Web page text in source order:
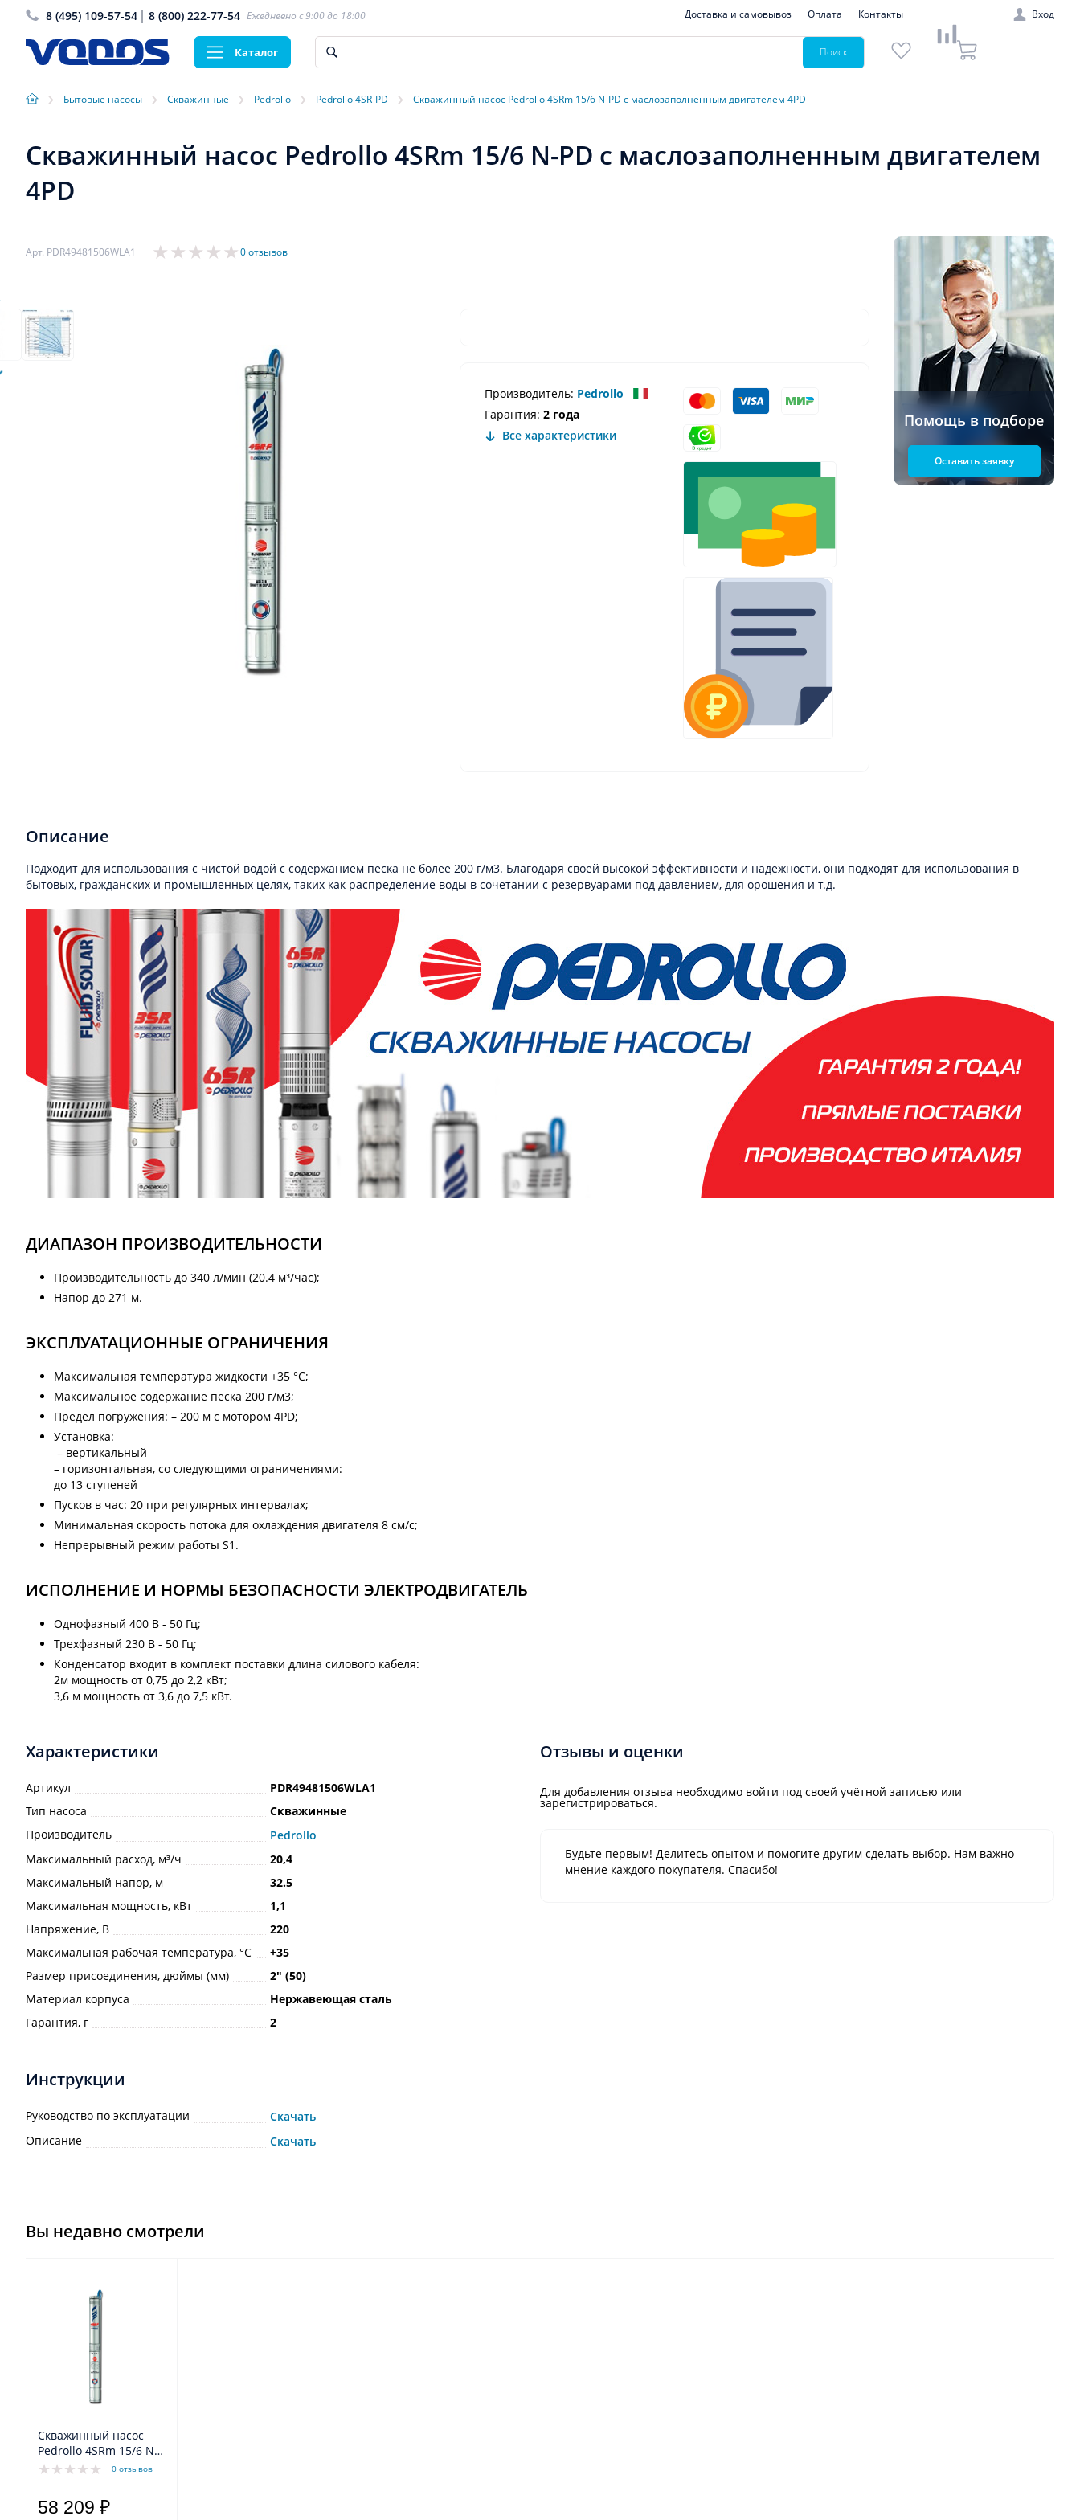
8 (495) 109-57-54 8 (800) 222-77-54 Ежедневно с 9:00 до 18:00 Доставка и самовывоз Оплата Контакты Вход
Каталог Поиск
› Бытовые насосы › Скважинные › Pedrollo › Pedrollo 4SR-PD › Скважинный насос Pedrollo 4SRm 15/6 N-PD с маслозаполненным двигателем 4PD
Скважинный насос Pedrollo 4SRm 15/6 N-PD с маслозаполненным двигателем
4PD
Арт. PDR49481506WLA1 0 отзывов
Производитель: Pedrollo
Гарантия: 2 года
Все характеристики
Помощь в подборе
Оставить заявку
Описание
Подходит для использования с чистой водой с содержанием песка не более 200 г/м3. Благодаря своей высокой эффективности и надежности, они подходят для использования в
бытовых, гражданских и промышленных целях, таких как распределение воды в сочетании с резервуарами под давлением, для орошения и т.д.
ДИАПАЗОН ПРОИЗВОДИТЕЛЬНОСТИ
Производительность до 340 л/мин (20.4 м³/час);
Напор до 271 м.
ЭКСПЛУАТАЦИОННЫЕ ОГРАНИЧЕНИЯ
Максимальная температура жидкости +35 °C;
Максимальное содержание песка 200 г/м3;
Предел погружения: – 200 м с мотором 4PD;
Установка:
– вертикальный
– горизонтальная, со следующими ограничениями:
до 13 ступеней
Пусков в час: 20 при регулярных интервалах;
Минимальная скорость потока для охлаждения двигателя 8 см/с;
Непрерывный режим работы S1.
ИСПОЛНЕНИЕ И НОРМЫ БЕЗОПАСНОСТИ ЭЛЕКТРОДВИГАТЕЛЬ
Однофазный 400 В - 50 Гц;
Трехфазный 230 В - 50 Гц;
Конденсатор входит в комплект поставки длина силового кабеля:
2м мощность от 0,75 до 2,2 кВт;
3,6 м мощность от 3,6 до 7,5 кВт.
Характеристики
Артикул
PDR49481506WLA1
Тип насоса
Скважинные
Производитель
Pedrollo
Максимальный расход, м³/ч
20,4
Максимальный напор, м
32.5
Максимальная мощность, кВт
1,1
Напряжение, В
220
Максимальная рабочая температура, °С
+35
Размер присоединения, дюймы (мм)
2ʺ (50)
Материал корпуса
Нержавеющая сталь
Гарантия, г
2
Инструкции
Руководство по эксплуатации
Скачать
Описание
Скачать
Отзывы и оценки
Для добавления отзыва необходимо войти под своей учётной записью или
зарегистрироваться.
Будьте первым! Делитесь опытом и помогите другим сделать выбор. Нам важно
мнение каждого покупателя. Спасибо!
Вы недавно смотрели
Скважинный насос
Pedrollo 4SRm 15/6 N-
PD с
двигателем 4PD
0 отзывов
58 209 ₽